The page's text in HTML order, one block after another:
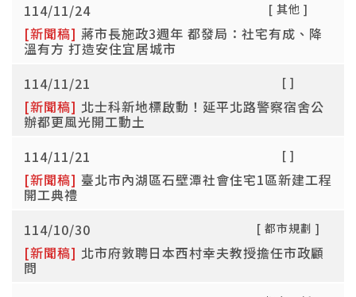
[新聞稿] 蔣市長施政3週年 都發局：社宅有成、降
溫有方 打造安住宜居城市
[ 其他 ]
114/11/24
[新聞稿] 北士科新地標啟動！延平北路警察宿舍公
辦都更風光開工動土
[ ]
114/11/21
[新聞稿] 臺北市內湖區石壁潭社會住宅1區新建工程
開工典禮
[ ]
114/11/21
[新聞稿] 北市府敦聘日本西村幸夫教授擔任市政顧
問
[ 都市規劃 ]
114/10/30